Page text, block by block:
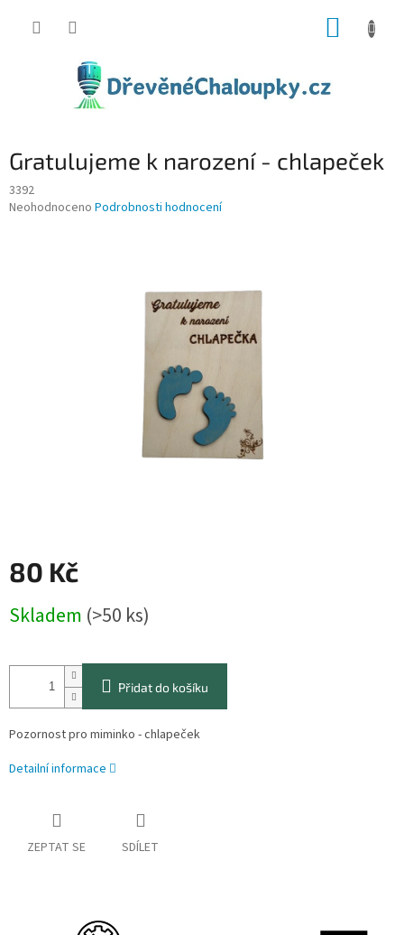
Gratulujeme k narození - chlapeček
3392
Průměrné
Neohodnoceno Podrobnosti hodnocení
80 Kč
cena:
Skladem (>50 ks)
Přidat do košíku
Pozornost pro miminko - chlapeček
Detailní informace
ZEPTAT SE SDÍLET